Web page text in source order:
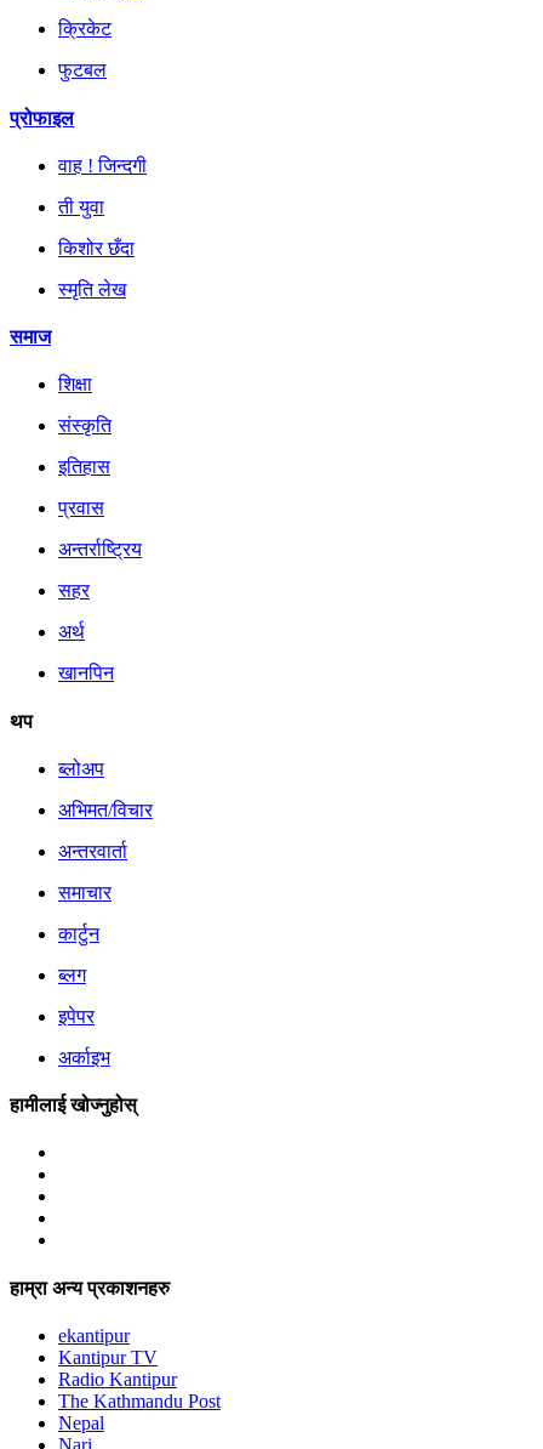
क्रिकेट
फुटबल
प्रोफाइल
वाह ! जिन्दगी
ती युवा
किशोर छँदा
स्मृति लेख
समाज
शिक्षा
संस्कृति
इतिहास
प्रवास
अन्तर्राष्ट्रिय
सहर
अर्थ
खानपिन
थप
ब्लोअप
अभिमत/विचार
अन्तरवार्ता
समाचार
कार्टुन
ब्लग
इपेपर
अर्काइभ
हामीलाई खोज्नुहोस्
हाम्रा अन्य प्रकाशनहरु
ekantipur
Kantipur TV
Radio Kantipur
The Kathmandu Post
Nepal
Nari